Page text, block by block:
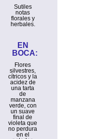
Sutiles
notas
florales y
herbales.
EN
BOCA:
Flores
silvestres,
cítricos y la
acidez de
una tarta
de
manzana
verde, con
un suave
final de
violeta que
no perdura
en el